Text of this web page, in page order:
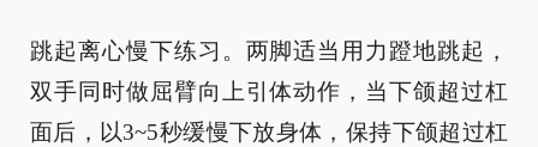
跳起离心慢下练习。两脚适当用力蹬地跳起，
双手同时做屈臂向上引体动作，当下颌超过杠
面后，以3~5秒缓慢下放身体，保持下颌超过杠